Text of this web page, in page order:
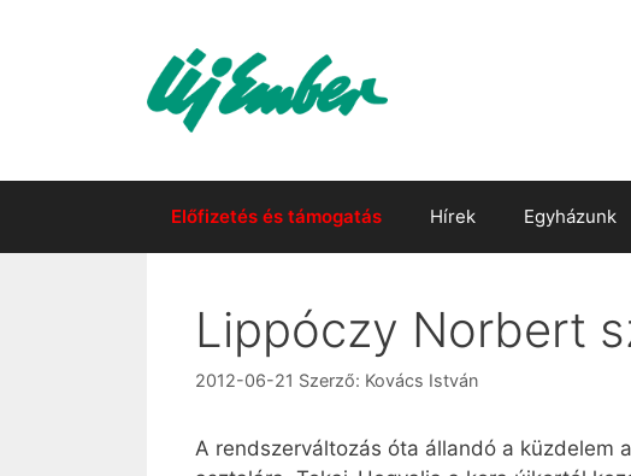
Előfizetés és támogatás Hírek Egyházunk
Lippóczy Norbert
2012-06-21 Szerző: Kovács István
A rendszerváltozás óta állandó a küzdelem